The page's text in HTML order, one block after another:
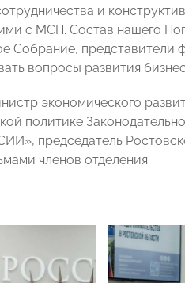
и
с МСП. Состав нашего
Собрание, представители
вопросы развития
экономического
политике
председатель
членов отделения.